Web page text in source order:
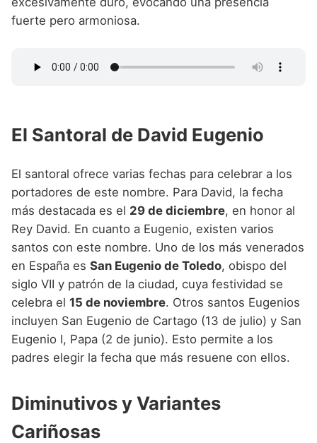
fuerte pero armoniosa.
El Santoral de David Eugenio
El santoral ofrece varias fechas para celebrar a los
portadores de este nombre. Para David, la fecha
más destacada es el 29 de diciembre, en honor al
Rey David. En cuanto a Eugenio, existen varios
santos con este nombre. Uno de los más venerados
en España es San Eugenio de Toledo, obispo del
siglo VII y patrón de la ciudad, cuya festividad se
celebra el 15 de noviembre. Otros santos Eugenios
incluyen San Eugenio de Cartago (13 de julio) y San
Eugenio I, Papa (2 de junio). Esto permite a los
padres elegir la fecha que más resuene con ellos.
Diminutivos y Variantes
Cariñosas